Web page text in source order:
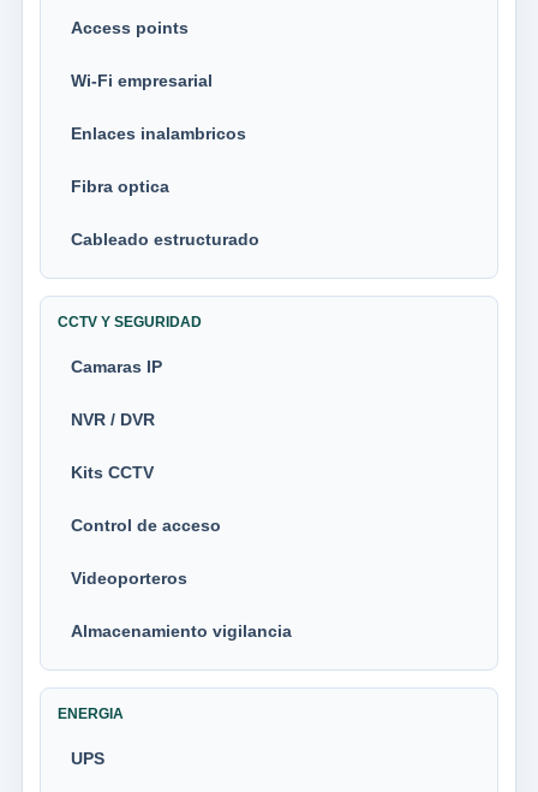
Access points
Wi-Fi empresarial
Enlaces inalambricos
Fibra optica
Cableado estructurado
CCTV Y SEGURIDAD
Camaras IP
NVR / DVR
Kits CCTV
Control de acceso
Videoporteros
Almacenamiento vigilancia
ENERGIA
UPS